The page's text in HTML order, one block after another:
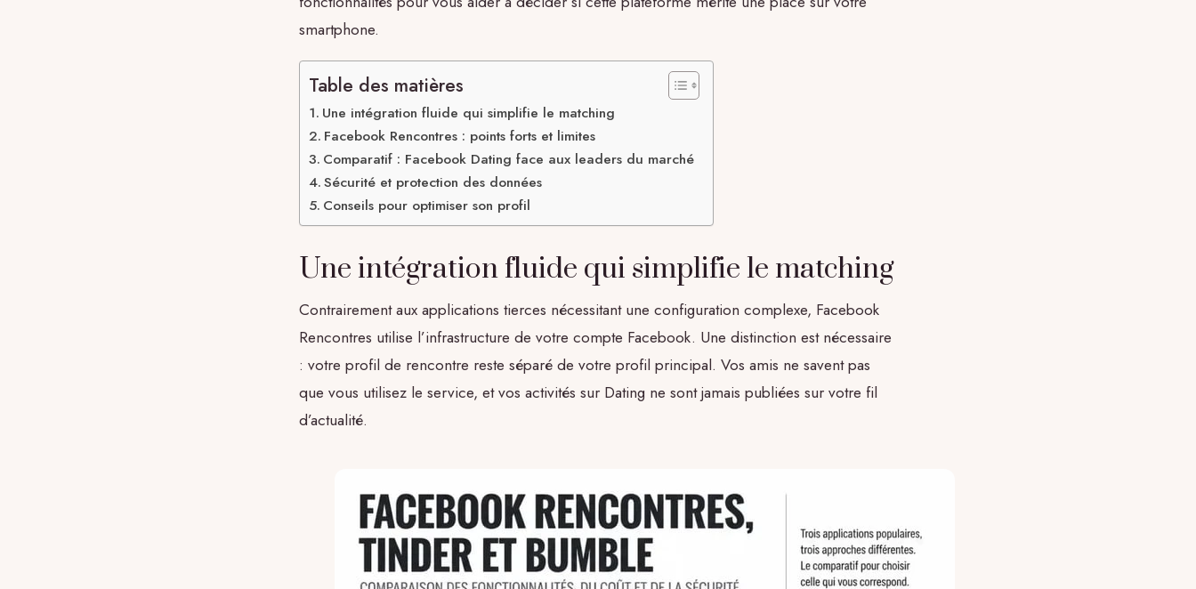
smartphone.
Table des matières
Une intégration fluide qui simplifie le matching
Facebook Rencontres : points forts et limites
Comparatif : Facebook Dating face aux leaders du marché
Sécurité et protection des données
Conseils pour optimiser son profil
Une intégration fluide qui simplifie le matching
Contrairement aux applications tierces nécessitant une configuration complexe, Facebook
Rencontres utilise l’infrastructure de votre compte Facebook. Une distinction est nécessaire
: votre profil de rencontre reste séparé de votre profil principal. Vos amis ne savent pas
que vous utilisez le service, et vos activités sur Dating ne sont jamais publiées sur votre fil
d’actualité.